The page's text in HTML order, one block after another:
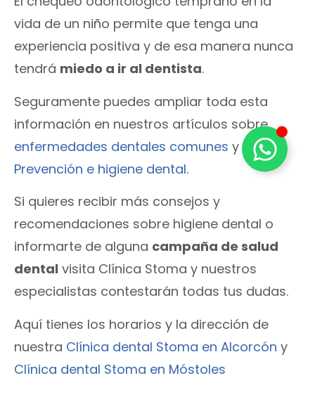
vida de un niño permite que tenga una
experiencia positiva y de esa manera nunca
tendrá miedo a ir al dentista.
Seguramente puedes ampliar toda esta
información en nuestros artículos sobre
enfermedades dentales comunes y sobre
Prevención e higiene dental.
Si quieres recibir más consejos y
recomendaciones sobre higiene dental o
informarte de alguna campaña de salud
dental visita Clínica Stoma y nuestros
especialistas contestarán todas tus dudas.
Aquí tienes los horarios y la dirección de
nuestra Clínica dental Stoma en Alcorcón y
Clínica dental Stoma en Móstoles